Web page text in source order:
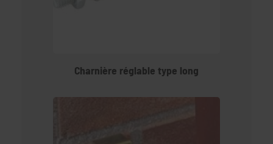
Charnière réglable type long